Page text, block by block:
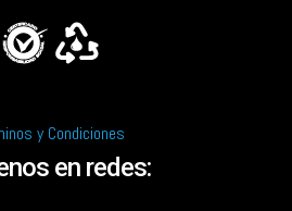
y Condiciones
en redes: